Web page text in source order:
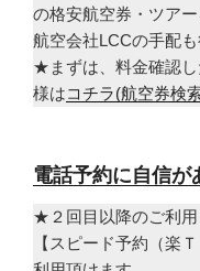
の格安航空券・ツア
航空会社LCCの手配も
★まずは、料金確認し
様はコチラ(航空券検
電話予約に自信が
★２回目以降のご利
【スピード予約（楽